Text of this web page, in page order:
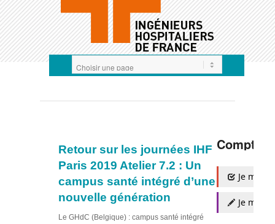
Retour sur les journées IHF
Paris 2019 Atelier 7.2 : Un
campus santé intégré d’une
nouvelle génération
Le GHdC (Belgique) : campus santé intégré
Compte
Je
Je